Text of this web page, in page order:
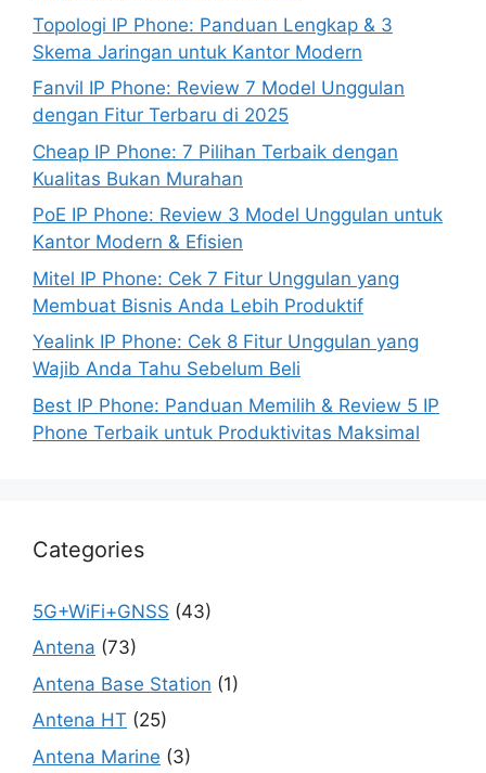
Topologi IP Phone: Panduan Lengkap & 3
Skema Jaringan untuk Kantor Modern
Fanvil IP Phone: Review 7 Model Unggulan
dengan Fitur Terbaru di 2025
Cheap IP Phone: 7 Pilihan Terbaik dengan
Kualitas Bukan Murahan
PoE IP Phone: Review 3 Model Unggulan untuk
Kantor Modern & Efisien
Mitel IP Phone: Cek 7 Fitur Unggulan yang
Membuat Bisnis Anda Lebih Produktif
Yealink IP Phone: Cek 8 Fitur Unggulan yang
Wajib Anda Tahu Sebelum Beli
Best IP Phone: Panduan Memilih & Review 5 IP
Phone Terbaik untuk Produktivitas Maksimal
Categories
5G+WiFi+GNSS (43)
Antena (73)
Antena Base Station (1)
Antena HT (25)
Antena Marine (3)